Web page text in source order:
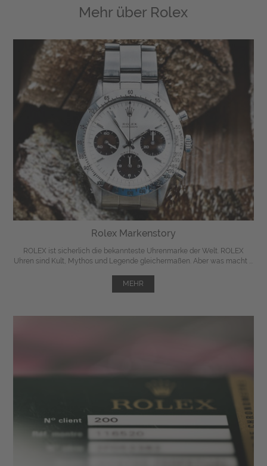
Mehr über Rolex
Rolex Markenstory
ROLEX ist sicherlich die bekannteste Uhrenmarke der Welt. ROLEX
Uhren sind Kult, Mythos und Legende gleichermaßen. Aber was macht ...
MEHR